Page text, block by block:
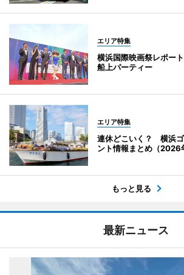
エリア特集
横浜国際映画祭レポー
船上パーティー
エリア特集
連休どこいく？ 横浜
ント情報まとめ（2026
もっと見る
最新ニュース